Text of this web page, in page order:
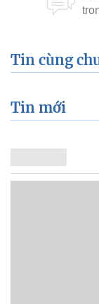
Tin cùng
Tin mới